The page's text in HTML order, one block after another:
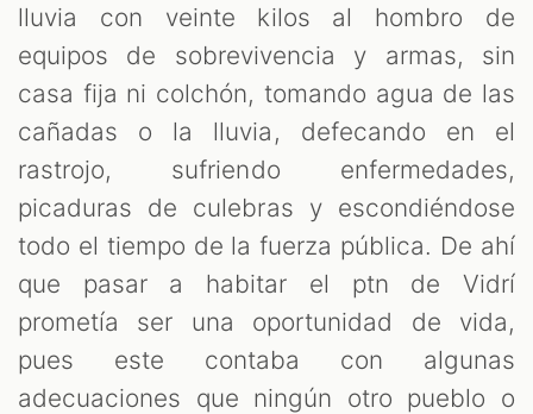
lluvia con veinte kilos al hombro de
equipos de sobrevivencia y armas, sin
casa fija ni colchón, tomando agua de las
cañadas o la lluvia, defecando en el
rastrojo, sufriendo enfermedades,
picaduras de culebras y escondiéndose
todo el tiempo de la fuerza pública. De ahí
que pasar a habitar el ptn de Vidrí
prometía ser una oportunidad de vida,
pues este contaba con algunas
adecuaciones que ningún otro pueblo o